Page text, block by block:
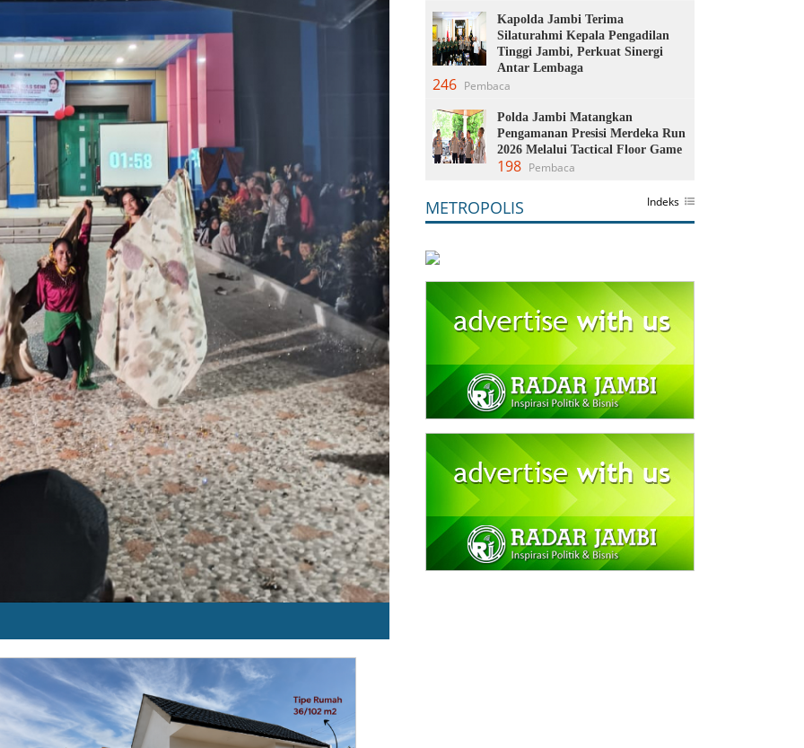
Kapolda Jambi Terima
Silaturahmi Kepala Pengadilan
Tinggi Jambi, Perkuat Sinergi
Antar Lembaga
246 Pembaca
Polda Jambi Matangkan
Pengamanan Presisi Merdeka Run
2026 Melalui Tactical Floor Game
198 Pembaca
METROPOLIS Indeks